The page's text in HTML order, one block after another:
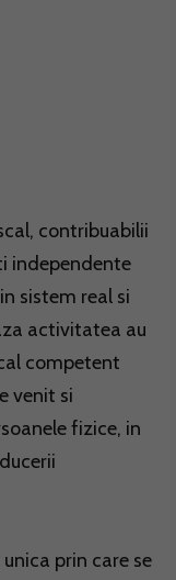
contribuabilii
independente
sistem real si
activitatea au
competent
venit si
fizice, in
prin care se